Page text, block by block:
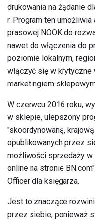
drukowania na żądanie
r. Program ten
prasowej NOOK do
nawet do włączenia do
poziomie lokalnym,
włączyć się w
marketingiem
W czerwcu 2016 roku,
w sklepie, ulepszony
"skoordynowaną,
opublikowanych przez
możliwości sprzedaży w
online na stronie
Officer dla księgarza.
Jest to znaczące
przez siebie, ponieważ